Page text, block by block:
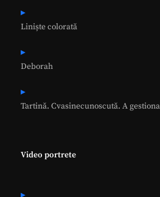
Liniște colorată
Deborah
Tartină. Cvasinecunoscută. A
Video portrete